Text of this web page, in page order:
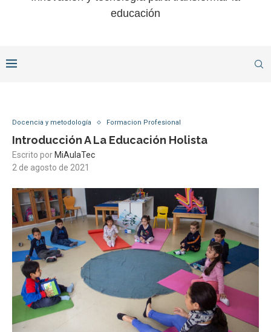
educación
Docencia y metodología Formacion Profesional
Introducción A La Educación Holista
Escrito por MiAulaTec
2 de agosto de 2021